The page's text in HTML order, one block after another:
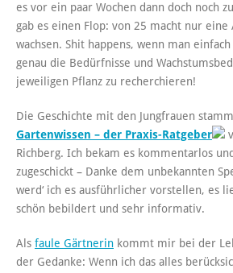
es vor ein paar Wochen dann doch noch
gab es einen Flop: von 25 macht nur eine
wachsen. Shit happens, wenn man
genau die Bedürfnisse und
jeweiligen Pflanz zu recherchieren!
Die Geschichte mit den Jungfrauen
Gartenwissen – der Praxis-Ratgeber
Richberg. Ich bekam es kommentarlos
zugeschickt – Danke dem unbekannten
werd‘ ich es ausführlicher vorstellen, es
schön bebildert und sehr informativ.
Als faule Gärtnerin kommt mir bei der
der Gedanke: Wenn ich das alles